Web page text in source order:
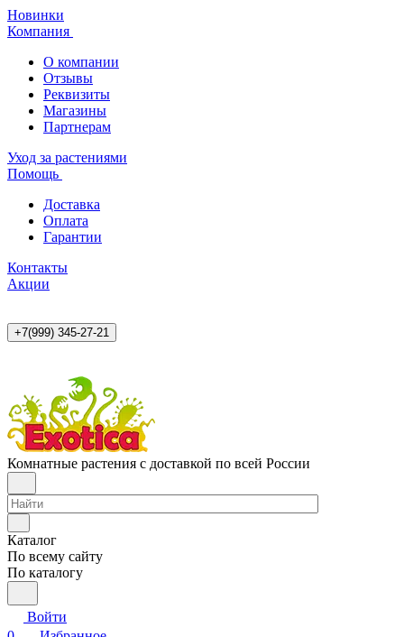
Новинки
Компания
О компании
Отзывы
Реквизиты
Магазины
Партнерам
Уход за растениями
Помощь
Доставка
Оплата
Гарантии
Контакты
Акции
+7(999) 345-27-21
Комнатные растения с доставкой по всей России
Каталог
По всему сайту
По каталогу
Войти